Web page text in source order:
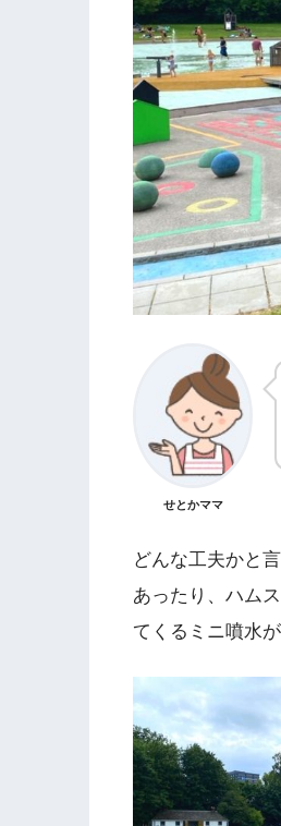
せとかママ
どんな工夫かと
あったり、ハム
てくるミニ噴水